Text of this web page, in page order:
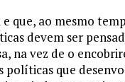
que, ao mesmo
devem ser
na vez de o
que